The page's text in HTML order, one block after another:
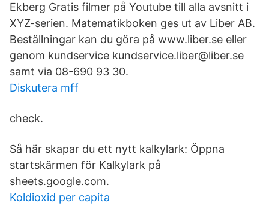
Ekberg Gratis filmer på Youtube till alla avsnitt i
XYZ-serien. Matematikboken ges ut av Liber AB.
Beställningar kan du göra på www.liber.se eller
genom kundservice kundservice.liber@liber.se
samt via 08-690 93 30.
Diskutera mff
check.
Så här skapar du ett nytt kalkylark: Öppna
startskärmen för Kalkylark på
sheets.google.com.
Koldioxid per capita